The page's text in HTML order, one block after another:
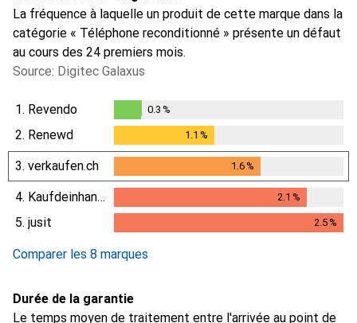
La fréquence à laquelle un produit de cette marque dans la
catégorie « Téléphone reconditionné » présente un défaut
au cours des 24 premiers mois.
Source: Digitec Galaxus
1. Revendo
0.3%
0.3 %
2. Renewd 1.1 %
3. verkaufen.ch 1.6%
4. Kaufdeinhandy.ch 2.1 %
5. jusit 2.5%
Comparer les 8 marques
Durée de la garantie
Le temps moyen de traitement entre l'arrivée au point de